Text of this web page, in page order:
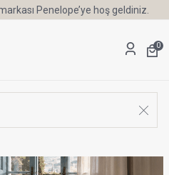
Penelope’ye hoş geldiniz.
0